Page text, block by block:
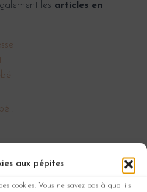
aux pépites
cookies. Vous ne savez pas à quoi ils
les articles en
: